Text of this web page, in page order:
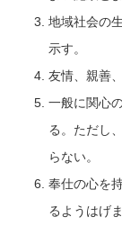
地域社会の
示す。
友情、親善
一般に関心
る。ただし
らない。
奉仕の心を
るようはげ